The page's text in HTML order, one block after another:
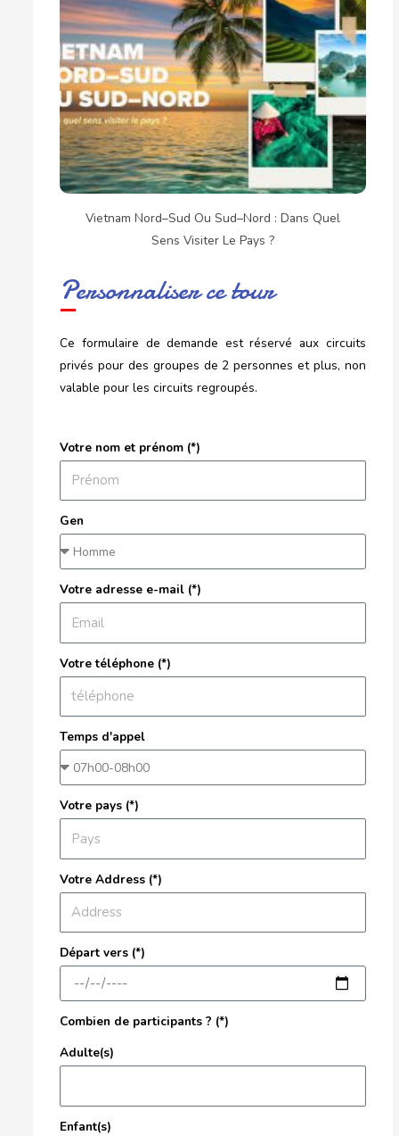
Vietnam Nord–Sud Ou Sud–Nord : Dans Quel
Sens Visiter Le Pays ?
Personnaliser ce tour
Ce formulaire de demande est réservé aux circuits
privés pour des groupes de 2 personnes et plus, non
valable pour les circuits regroupés.
Votre nom et prénom (*)
Gen
Votre adresse e-mail (*)
Votre téléphone (*)
Temps d'appel
Votre pays (*)
Votre Address (*)
Départ vers (*)
Combien de participants ? (*)
Adulte(s)
Enfant(s)